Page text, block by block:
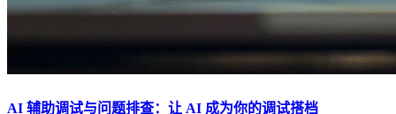
AI 辅助调试与问题排查：让 AI 成为你的调试搭档